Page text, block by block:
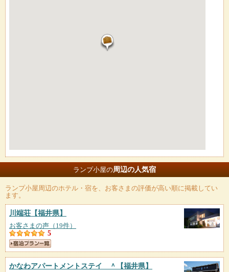
ランプ小屋の周辺の人気宿
ランプ小屋周辺のホテル・宿を、お客さまの評価が高い順に掲載してい
ます。
川端荘 【福井県】
お客さまの声（19件）
5
かなわアパートメントステイ ＾ 【福井県】